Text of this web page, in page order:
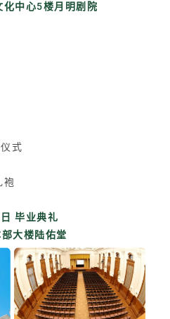
化中心5楼月明剧院
式
袍
毕业典礼
大楼陆佑堂